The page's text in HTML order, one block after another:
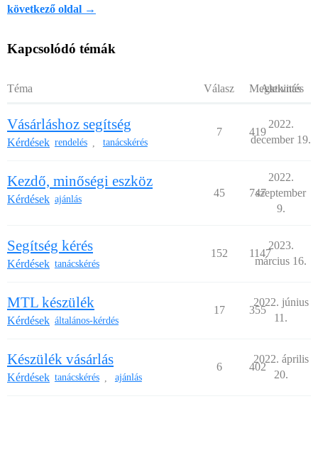
következő oldal →
Kapcsolódó témák
Téma Válasz Megtekintés
Aktivitás
Vásárláshoz segítség
Kérdések rendelés tanácskérés
7 419
2022.
december 19.
Kezdő, minőségi eszköz
Kérdések ajánlás
45 747
2022.
szeptember
9.
Segítség kérés
Kérdések tanácskérés
152 1147
2023.
március 16.
MTL készülék
Kérdések általános-kérdés
17 355
2022. június
11.
Készülék vásárlás
Kérdések tanácskérés ajánlás
6 402
2022. április
20.